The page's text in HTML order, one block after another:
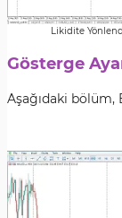
Likidite
Gösterge
Aşağıdaki bölüm,